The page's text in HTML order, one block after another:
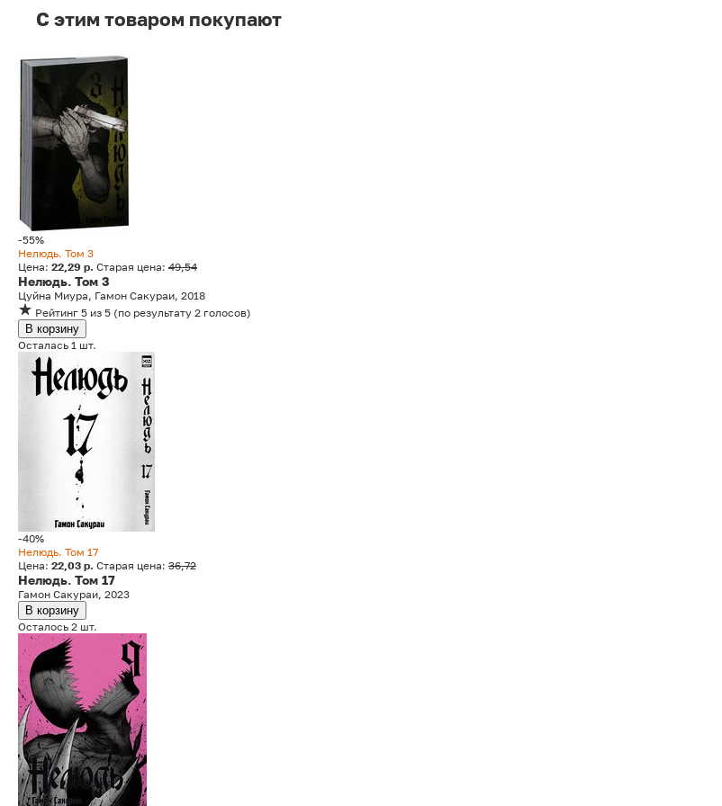
C этим товаром покупают
-55%
Нелюдь. Том 3
Цена: 22,29 р. Старая цена: 49,54
Нелюдь. Том 3
Цуйна Миура, Гамон Сакураи, 2018
Рейтинг 5 из 5 (по результату 2 голосов)
В корзину
Осталась 1 шт.
-40%
Нелюдь. Том 17
Цена: 22,03 р. Старая цена: 36,72
Нелюдь. Том 17
Гамон Сакураи, 2023
В корзину
Осталось 2 шт.